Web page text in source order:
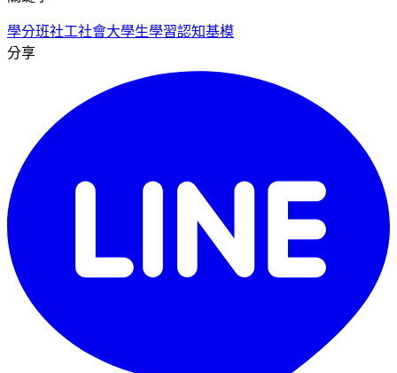
學分班社工社會大學生學習認知基模
分享